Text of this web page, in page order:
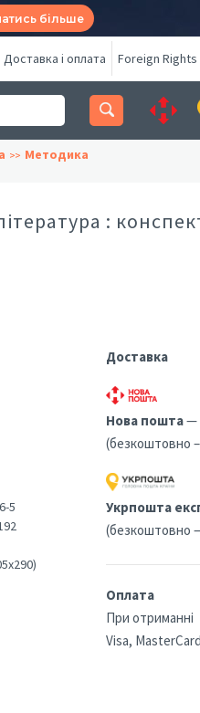
більше
Доставка і оплата Foreign Rights
Методика
:
5
Доставка
Нова пошта—
(безкоштовно –
Укрпошта
(безкоштовно
Оплата
При отриманні
Visa, MasterCard